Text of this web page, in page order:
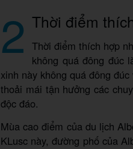
2 Thời điểm
Thời điểm thích hợp
không quá đông đúc
xinh này không quá đông
thoải mái tận hưởng các
độc đáo.
Mùa cao điểm của du lịch
KLusc này, đường phố của